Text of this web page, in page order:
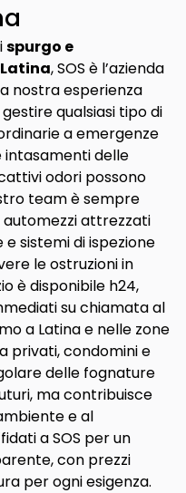
spurgo e
, SOS è l’azienda
nostra esperienza
qualsiasi tipo di
a emergenze
intasamenti delle
odori possono
team è sempre
automezzi attrezzati
sistemi di ispezione
le ostruzioni in
è disponibile h24,
su chiamata al
a Latina e nelle zone
privati, condomini e
delle fognature
ma contribuisce
e al
a SOS per un
con prezzi
per ogni esigenza.